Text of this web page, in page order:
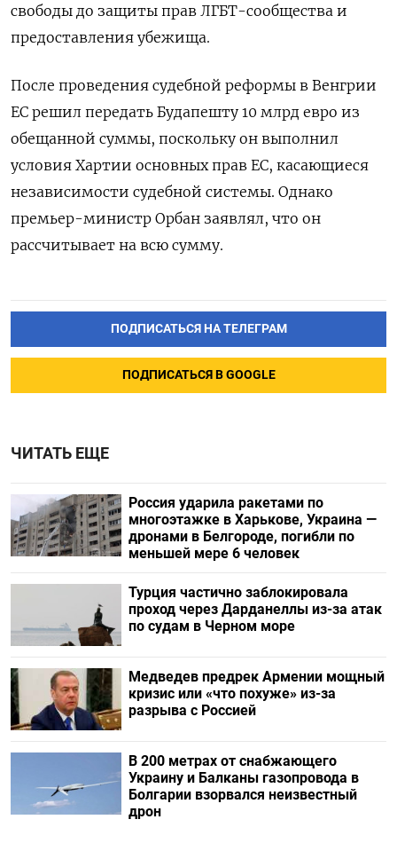
свободы до защиты прав ЛГБТ-сообщества и
предоставления убежища.
После проведения судебной реформы в Венгрии
ЕС решил передать Будапешту 10 млрд евро из
обещанной суммы, поскольку он выполнил
условия Хартии основных прав ЕС, касающиеся
независимости судебной системы. Однако
премьер-министр Орбан заявлял, что он
рассчитывает на всю сумму.
ПОДПИСАТЬСЯ НА ТЕЛЕГРАМ
ПОДПИСАТЬСЯ В GOOGLE
ЧИТАТЬ ЕЩЕ
Россия ударила ракетами по
многоэтажке в Харькове, Украина —
дронами в Белгороде, погибли по
меньшей мере 6 человек
Турция частично заблокировала
проход через Дарданеллы из-за атак
по судам в Черном море
Медведев предрек Армении мощный
кризис или «что похуже» из-за
разрыва с Россией
В 200 метрах от снабжающего
Украину и Балканы газопровода в
Болгарии взорвался неизвестный
дрон